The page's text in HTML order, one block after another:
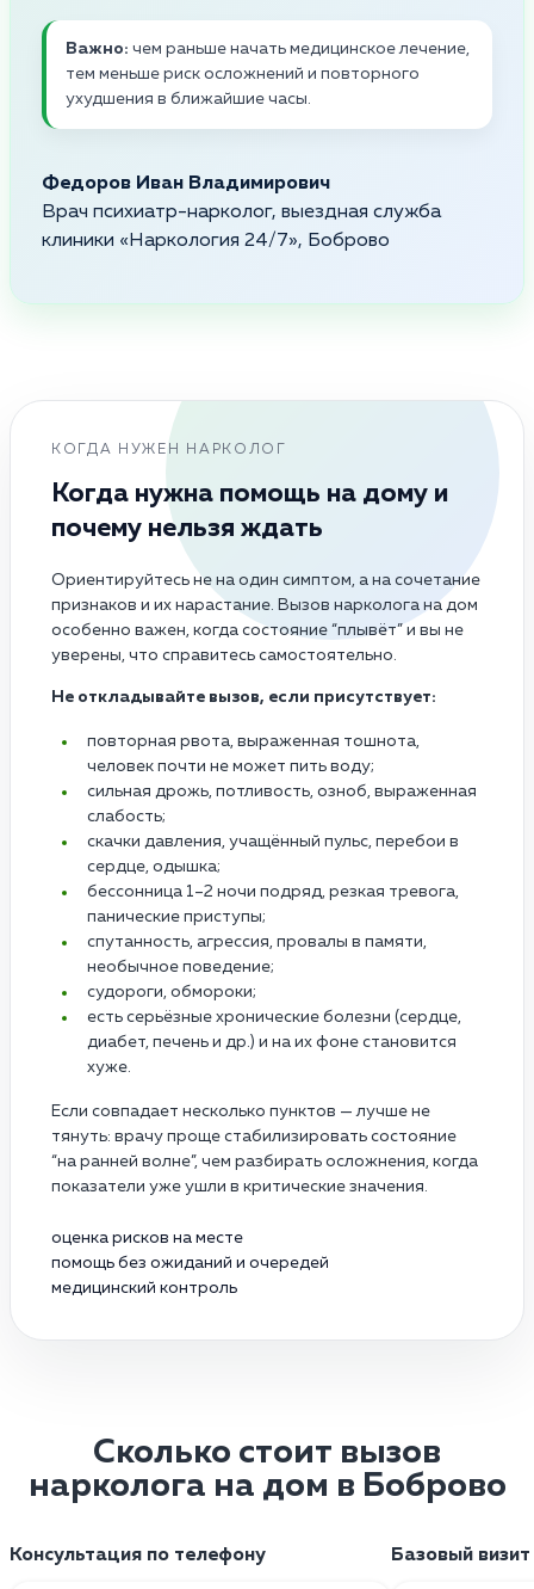
Важно: чем раньше начать медицинское лечение,
тем меньше риск осложнений и повторного
ухудшения в ближайшие часы.
Федоров Иван Владимирович
Врач психиатр-нарколог, выездная служба
клиники «Наркология 24/7», Боброво
КОГДА НУЖЕН НАРКОЛОГ
Когда нужна помощь на дому и
почему нельзя ждать
Ориентируйтесь не на один симптом, а на сочетание
признаков и их нарастание. Вызов нарколога на дом
особенно важен, когда состояние “плывёт” и вы не
уверены, что справитесь самостоятельно.
Не откладывайте вызов, если присутствует:
повторная рвота, выраженная тошнота,
человек почти не может пить воду;
сильная дрожь, потливость, озноб, выраженная
слабость;
скачки давления, учащённый пульс, перебои в
сердце, одышка;
бессонница 1–2 ночи подряд, резкая тревога,
панические приступы;
спутанность, агрессия, провалы в памяти,
необычное поведение;
судороги, обмороки;
есть серьёзные хронические болезни (сердце,
диабет, печень и др.) и на их фоне становится
хуже.
Если совпадает несколько пунктов — лучше не
тянуть: врачу проще стабилизировать состояние
“на ранней волне”, чем разбирать осложнения, когда
показатели уже ушли в критические значения.
оценка рисков на месте
помощь без ожиданий и очередей
медицинский контроль
Сколько стоит вызов
нарколога на дом в Боброво
Консультация по телефону Базовый